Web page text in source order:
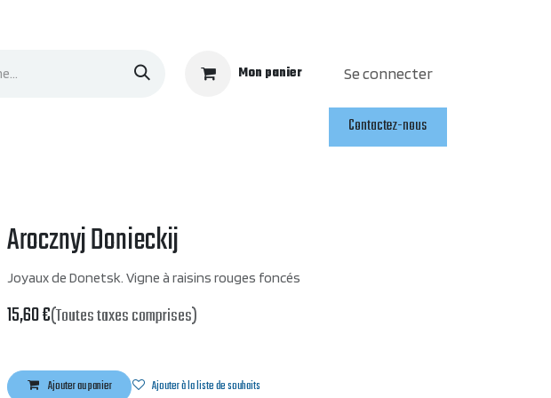
Mon panier Se connecter
Contactez-nous
Arocznyj Donieckij
Joyaux de Donetsk. Vigne à raisins rouges foncés
15,60€(Toutes taxes comprises)
Ajouter au panier Ajouter à la liste de souhaits